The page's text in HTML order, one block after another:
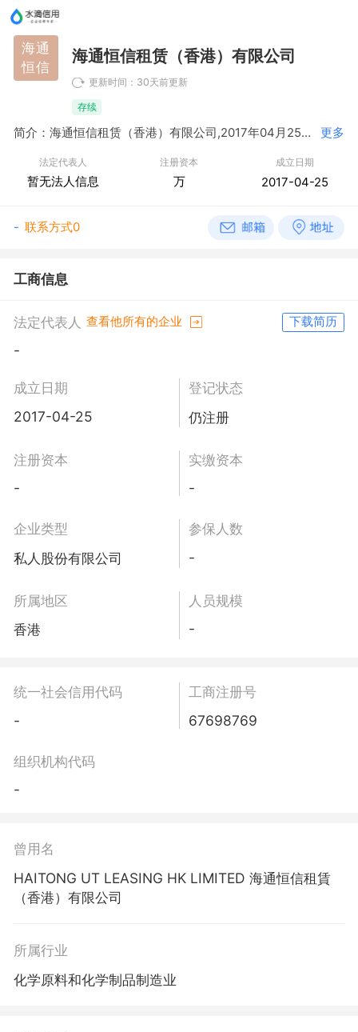
海通
恒信
海通恒信租赁（香港）有限公司
更新时间：30天前更新
存续
简介：海通恒信租赁（香港）有限公司,2017年04月25日成立，经营范围包括 更多
法定代表人
暂无法人信息
注册资本
万
成立日期
2017-04-25
- 联系方式0
工商信息
法定代表人 查看他所有的企业 下载简历
-
成立日期
2017-04-25
登记状态
仍注册
注册资本
-
实缴资本
-
企业类型
私人股份有限公司
参保人数
-
所属地区
香港
人员规模
-
统一社会信用代码
-
工商注册号
67698769
组织机构代码
-
曾用名
HAITONG UT LEASING HK LIMITED 海通恒信租賃
（香港）有限公司
所属行业
化学原料和化学制品制造业